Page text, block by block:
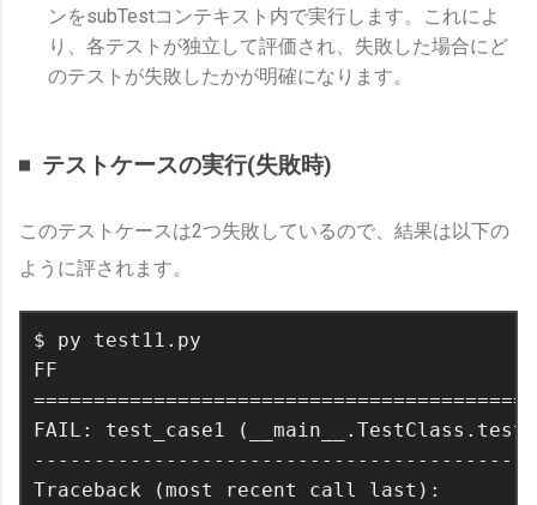
ンをsubTestコンテキスト内で実行します。これによ
り、各テストが独立して評価され、失敗した場合にど
のテストが失敗したかが明確になります。
テストケースの実行(失敗時)
このテストケースは2つ失敗しているので、結果は以下の
ように評されます。
$ py test11.py
FF
FAIL: test_case1
Traceback (most recent call last):